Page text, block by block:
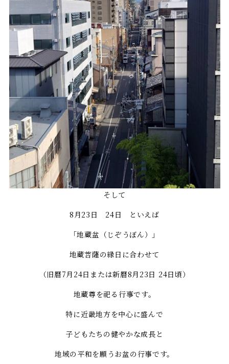
そして
8月23日 24日 といえば
「地蔵盆（じぞうぼん）」
地蔵菩薩の縁日に合わせて
（旧暦7月24日または新暦8月23日 24日頃）
地蔵尊を祀る行事です。
特に近畿地方を中心に盛んで
子どもたちの健やかな成長と
地域の平和を願うお盆の行事です。